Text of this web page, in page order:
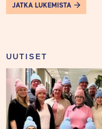
JATKA LUKEMISTA
UUTISET